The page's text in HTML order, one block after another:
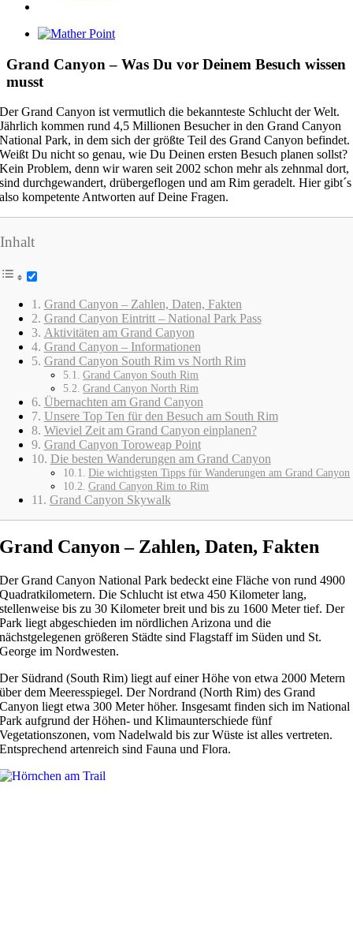
Zeige
Bild
Grand Canyon – Was Du vor Deinem Besuch wissen
musst
Der Grand Canyon ist vermutlich die bekannteste Schlucht der Welt.
Jährlich kommen rund 4,5 Millionen Besucher in den Grand Canyon
National Park, in dem sich der größte Teil des Grand Canyon befindet.
Weißt Du nicht so genau, wie Du Deinen ersten Besuch planen sollst?
Kein Problem, denn wir waren seit 2002 schon mehr als zehnmal dort,
sind durchgewandert, drübergeflogen und am Rim geradelt. Hier gibt´s
also kompetente Antworten auf Deine Fragen.
Inhalt
Grand Canyon – Zahlen, Daten, Fakten
Grand Canyon Eintritt – National Park Pass
Aktivitäten am Grand Canyon
Grand Canyon – Informationen
Grand Canyon South Rim vs North Rim
Grand Canyon South Rim
Grand Canyon North Rim
Übernachten am Grand Canyon
Unsere Top Ten für den Besuch am South Rim
Wieviel Zeit am Grand Canyon einplanen?
Grand Canyon Toroweap Point
Die besten Wanderungen am Grand Canyon
Die wichtigsten Tipps für Wanderungen am Grand Canyon
Grand Canyon Rim to Rim
Grand Canyon Skywalk
Grand Canyon – Zahlen, Daten, Fakten
Der Grand Canyon National Park bedeckt eine Fläche von rund 4900
Quadratkilometern. Die Schlucht ist etwa 450 Kilometer lang,
stellenweise bis zu 30 Kilometer breit und bis zu 1600 Meter tief. Der
Park liegt abgeschieden im nördlichen Arizona und die
nächstgelegenen größeren Städte sind Flagstaff im Süden und St.
George im Nordwesten.
Der Südrand (South Rim) liegt auf einer Höhe von etwa 2000 Metern
über dem Meeresspiegel. Der Nordrand (North Rim) des Grand
Canyon liegt etwa 300 Meter höher. Insgesamt finden sich im National
Park aufgrund der Höhen- und Klimaunterschiede fünf
Vegetationszonen, vom Nadelwald bis zur Wüste ist alles vertreten.
Entsprechend artenreich sind Fauna und Flora.